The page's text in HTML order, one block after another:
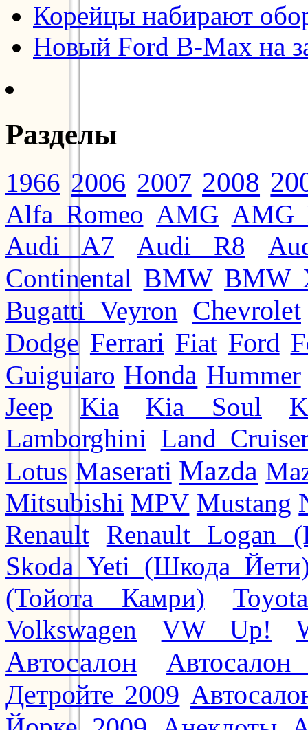
Корейцы набирают
Новый Ford B-Max на
Разделы
1966 2006 2007 2008
Alfa Romeo AMG AMG
Audi A7
Audi R8
Continental BMW BMW
Bugatti Veyron Chevrolet
Dodge Ferrari Fiat Ford
Guiguiaro Honda Hummer
Jeep
Kia Kia Soul
Lamborghini Land
Lotus Maserati Mazda
Mitsubishi MPV Mustang
Renault
Renault Logan
Skoda Yeti (Шкода
(Тойота Камри)
Volkswagen VW Up!
Автосалон
Детройте 2009